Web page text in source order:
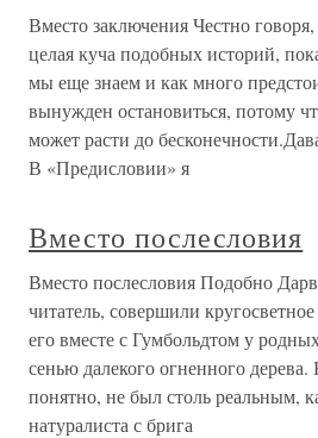
Вместо заключения Честно
целая куча подобных историй,
мы еще знаем и как много
вынужден остановиться, потому
может расти до
В «Предисловии» я
Вместо послесловия
Вместо послесловия Подобно
читатель, совершили
его вместе с Гумбольдтом у
сенью далекого огненного
понятно, не был столь реальным,
натуралиста с брига